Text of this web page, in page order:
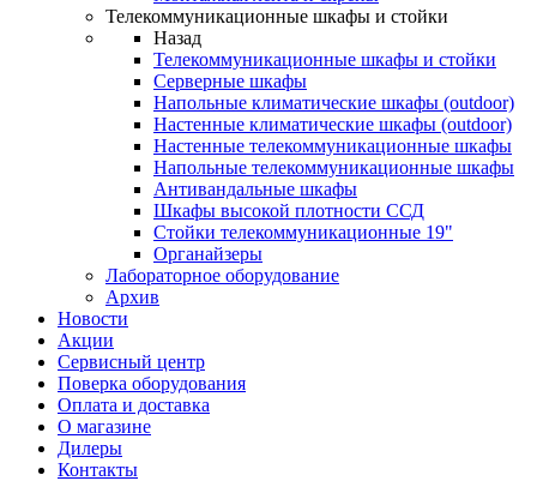
Телекоммуникационные шкафы и стойки
Назад
Телекоммуникационные шкафы и стойки
Серверные шкафы
Напольные климатические шкафы (outdoor)
Настенные климатические шкафы (outdoor)
Настенные телекоммуникационные шкафы
Напольные телекоммуникационные шкафы
Антивандальные шкафы
Шкафы высокой плотности ССД
Стойки телекоммуникационные 19"
Органайзеры
Лабораторное оборудование
Архив
Новости
Акции
Сервисный центр
Поверка оборудования
Оплата и доставка
О магазине
Дилеры
Контакты